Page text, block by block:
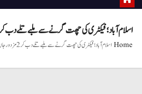
اسلام آباد؛ فیکٹری کی چھت گرنے سے ملبے تلے دب کر 2مزدور جاں بحق
Homeاسلام آباد؛ فیکٹری کی چھت گرنے سے ملبے تلے دب کر 2مزدور جاں بحق